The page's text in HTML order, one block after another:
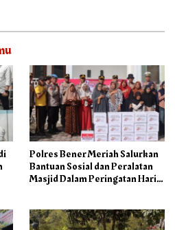
Polres Bener Meriah Salurkan
Bantuan Sosial dan Peralatan
Masjid Dalam Peringatan Hari